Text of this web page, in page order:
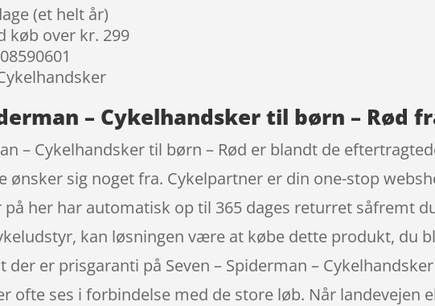
(et helt år)
køb over kr. 299
– Cykelhandsker til børn – Rød
– Cykelhandsker til børn – Rød er blandt de
ønsker sig noget fra. Cykelpartner er din one-stop
på her har automatisk op til 365 dages returret såfremt
kan løsningen være at købe dette produkt, du
der er prisgaranti på Seven – Spiderman –
ofte ses i forbindelse med de store løb. Når landevejen